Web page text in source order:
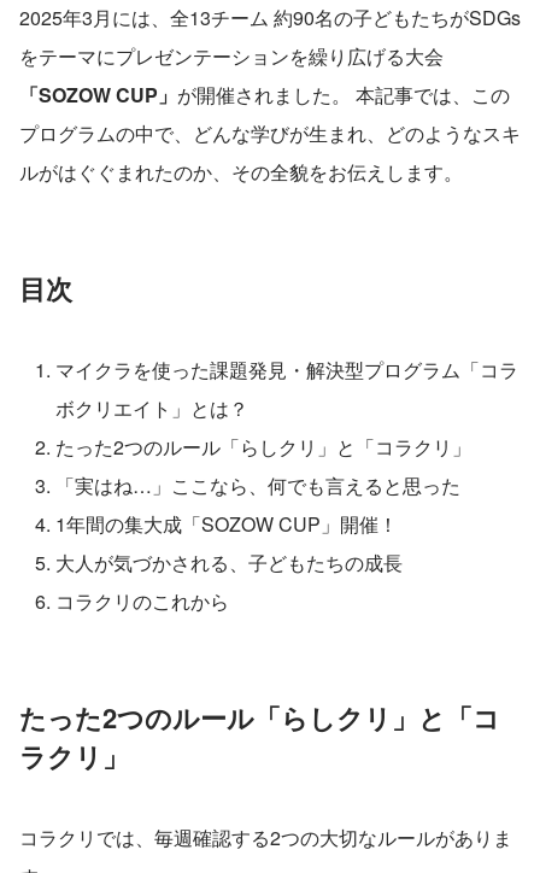
2025年3月には、全13チーム 約90名の子どもたちがSDGs
をテーマにプレゼンテーションを繰り広げる大会
「SOZOW CUP」 が開催されました。 本記事では、この
プログラムの中で、どんな学びが生まれ、どのようなスキ
ルがはぐぐまれたのか、その全貌をお伝えします。
目次
マイクラを使った課題発見・解決型プログラム「コラ
ボクリエイト」とは？
たった2つのルール「らしクリ」と「コラクリ」
「実はね…」ここなら、何でも言えると思った
1年間の集大成「SOZOW CUP」開催！
大人が気づかされる、子どもたちの成長
コラクリのこれから
たった2つのルール「らしクリ」と「コ
ラクリ」
コラクリでは、毎週確認する2つの大切なルールがありま